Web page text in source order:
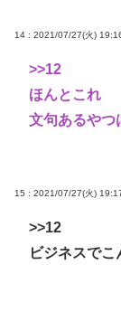
14 : 2021/07/27(火)
>>12
ほんとこれ
文句あるやつ
15 : 2021/07/27(火)
>>12
ビジネスで